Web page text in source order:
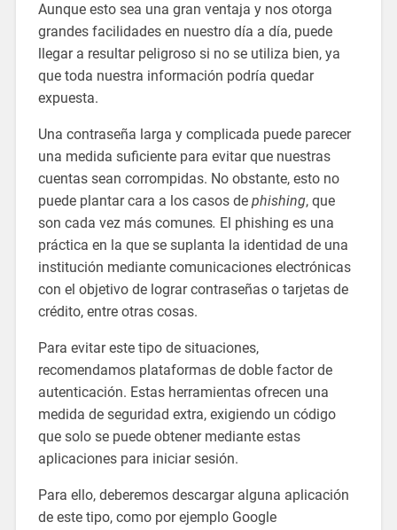
Aunque esto sea una gran ventaja y nos otorga
grandes facilidades en nuestro día a día, puede
llegar a resultar peligroso si no se utiliza bien, ya
que toda nuestra información podría quedar
expuesta.
Una contraseña larga y complicada puede parecer
una medida suficiente para evitar que nuestras
cuentas sean corrompidas. No obstante, esto no
puede plantar cara a los casos de phishing, que
son cada vez más comunes. El phishing es una
práctica en la que se suplanta la identidad de una
institución mediante comunicaciones electrónicas
con el objetivo de lograr contraseñas o tarjetas de
crédito, entre otras cosas.
Para evitar este tipo de situaciones,
recomendamos plataformas de doble factor de
autenticación. Estas herramientas ofrecen una
medida de seguridad extra, exigiendo un código
que solo se puede obtener mediante estas
aplicaciones para iniciar sesión.
Para ello, deberemos descargar alguna aplicación
de este tipo, como por ejemplo Google